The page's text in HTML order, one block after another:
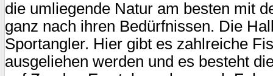
die umliegende Natur am besten mit
ganz nach ihren Bedürfnissen. Die
Sportangler. Hier gibt es zahlreiche
ausgeliehen werden und es besteht